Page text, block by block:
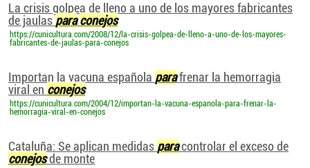
La crisis golpea de lleno a uno de los mayores fabricantes
de jaulas para conejos
https://cunicultura.com/2008/12/la-crisis-golpea-de-lleno-a-uno-de-los-mayores-
fabricantes-de-jaulas-para-conejos
Importan la vacuna española parafrenar la hemorragia
viral en conejos
https://cunicultura.com/2004/12/importan-la-vacuna-espanola-para-frenar-la-
hemorragia-viral-en-conejos
Cataluña: Se aplican medidas paracontrolar el exceso de
conejosde monte